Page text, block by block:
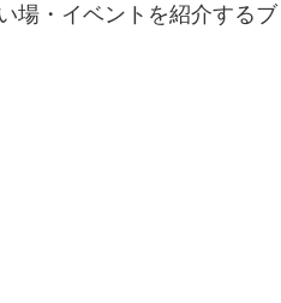
場・イベントを紹介するブ